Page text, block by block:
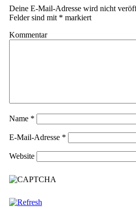
Deine E-Mail-Adresse wird nicht
Felder sind mit * markiert
Kommentar
Name *
E-Mail-Adresse *
Website